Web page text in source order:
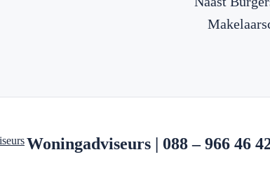
Woningadviseurs | 088 – 966 46